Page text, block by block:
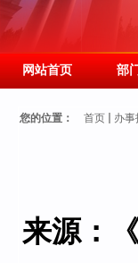
网站首页 部
您的位置： 首页 办事
来源：